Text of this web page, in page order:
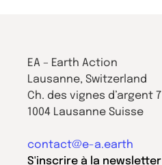
EA – Earth Action
Lausanne, Switzerland
Ch. des vignes d’argent 7
1004 Lausanne Suisse
contact@e-a.earth
S'inscrire à la newsletter